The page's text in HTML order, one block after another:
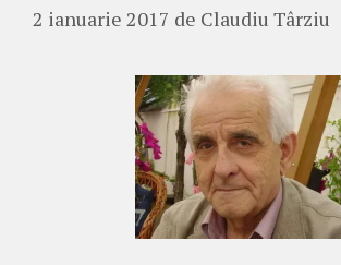
2 ianuarie 2017 de Claudiu Târziu